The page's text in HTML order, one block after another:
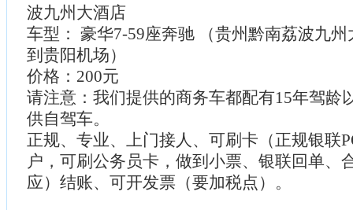
波九州大酒店
车型： 豪华7-59座奔驰 （贵州黔南荔波九
到贵阳机场）
价格：200元
请注意：我们提供的商务车都配有15年驾龄
供自驾车。
正规、专业、上门接人、可刷卡（正规银联
户，可刷公务员卡，做到小票、银联回单、
应）结账、可开发票（要加税点）。